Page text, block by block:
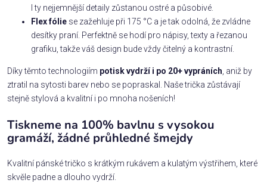
I ty nejjemnější detaily zůstanou ostré a působivé.
Flex fólie se zažehluje při 175 °C a je tak odolná, že zvládne
desítky praní. Perfektně se hodí pro nápisy, texty a řezanou
grafiku, takže váš design bude vždy čitelný a kontrastní.
Díky těmto technologiím potisk vydrží i po 20+ vypráních, aniž by
ztratil na sytosti barev nebo se popraskal. Naše trička zůstávají
stejně stylová a kvalitní i po mnoha nošeních!
Tiskneme na 100% bavlnu s vysokou
gramáží, žádné průhledné šmejdy
Kvalitní pánské tričko s krátkým rukávem a kulatým výstřihem, které
skvěle padne a dlouho vydrží.